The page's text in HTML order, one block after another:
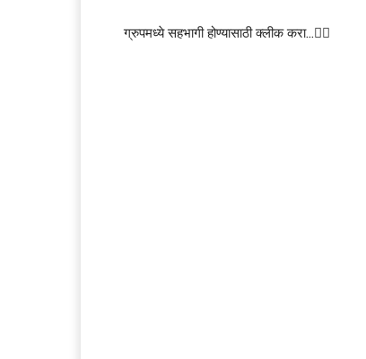
ग्रुपमध्ये सहभागी होण्यासाठी क्लीक करा…👆🏻